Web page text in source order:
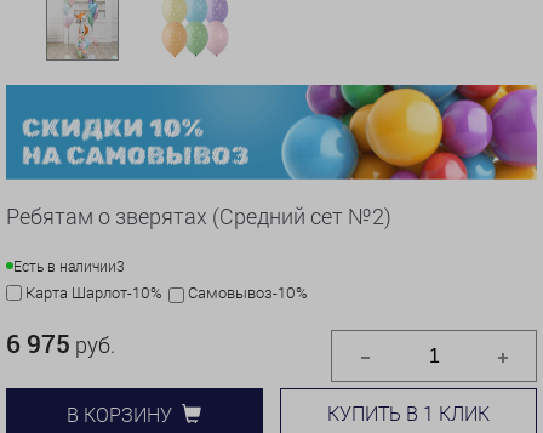
Ребятам о зверятах (Средний сет №2)
Есть в наличии3
Карта Шарлот-10% Самовывоз-10%
6 975 руб.
В КОРЗИНУ КУПИТЬ В 1 КЛИК